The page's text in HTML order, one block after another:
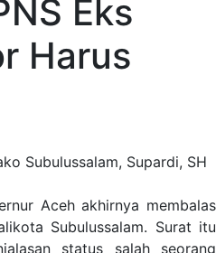
Eks
Harus
Subulussalam, Supardi, SH
Aceh akhirnya membalas
Subulussalam. Surat itu
status salah seorang